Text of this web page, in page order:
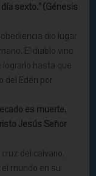
sexto.” (Génesis
dio lugar
El diablo vino
hasta que
del Edén por
es muerte,
Jesús Señor
cruz del calvario,
mundo en su